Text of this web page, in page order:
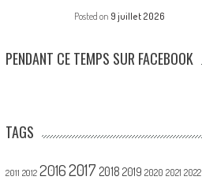
Posted on 9 juillet 2026
PENDANT CE TEMPS SUR FACEBOOK
TAGS
2011 2012 20162017 2018 2019 2020 2021 2022